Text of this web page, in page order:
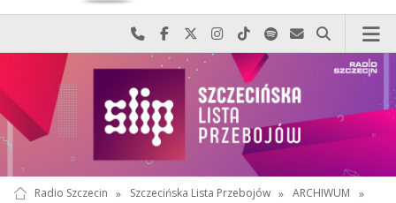
Najlepiej po prostu do nas zadzwoń
Odwiedź nas na Facebook-u
Odwiedź nas na X
Odwiedź nas na Instagram-ie
Odwiedź nas na TikTok-u
Szukaj nas na Spotify
Wyślij do nas
Szukaj
Radio Szczecin » Szczecińska Lista Przebojów » ARCHIWUM
»